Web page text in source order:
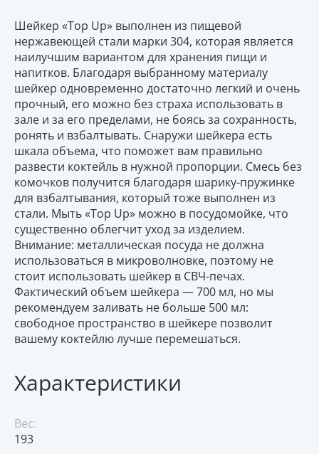
Шейкер «Top Up» выполнен из пищевой
нержавеющей стали марки 304, которая является
наилучшим вариантом для хранения пищи и
напитков. Благодаря выбранному материалу
шейкер одновременно достаточно легкий и очень
прочный, его можно без страха использовать в
зале и за его пределами, не боясь за сохранность,
ронять и взбалтывать. Снаружи шейкера есть
шкала объема, что поможет вам правильно
развести коктейль в нужной пропорции. Смесь без
комочков получится благодаря шарику-пружинке
для взбалтывания, который тоже выполнен из
стали. Мыть «Top Up» можно в посудомойке, что
существенно облегчит уход за изделием.
Внимание: металлическая посуда не должна
использоваться в микроволновке, поэтому не
стоит использовать шейкер в СВЧ-печах.
Фактический объем шейкера — 700 мл, но мы
рекомендуем заливать не больше 500 мл:
свободное пространство в шейкере позволит
вашему коктейлю лучше перемешаться.
Характеристики
Вес:
193